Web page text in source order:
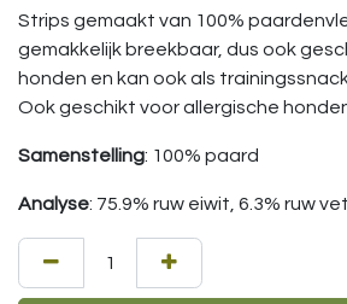
Strips gemaakt van 100%
gemakkelijk breekbaar, dus ook
honden en kan ook als
Ook geschikt voor allergische
Samenstelling: 100% paard
Analyse: 75.9% ruw eiwit, 6.3% ruw